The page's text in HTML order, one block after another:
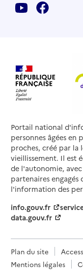
Portail national
personnes âgées
proches, créé par la
vieillissement. Il est
de l'autonomie,
partenaires
l'information des
info.gouv.fr
data.gouv.fr
Plan du site
Mentions légales